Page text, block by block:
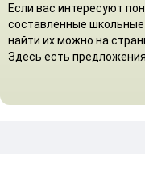
Если вас интересуют
составленные школьные
найти их можно на
Здесь есть предложения